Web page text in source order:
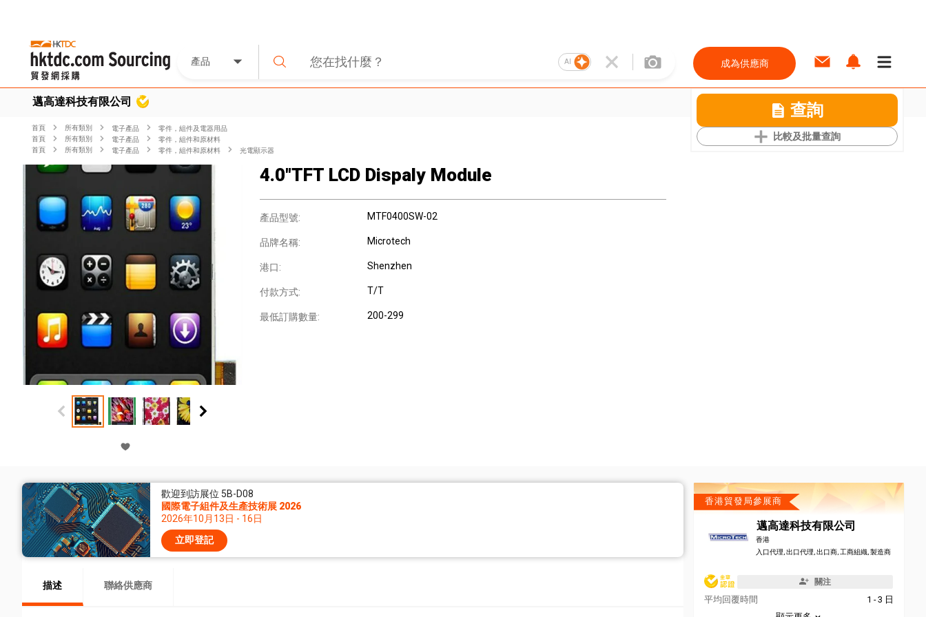
產品 AI 成為供應商
邁高達科技有限公司 查詢
比較及批量查詢
首頁 所有類別 電子產品
零件，組件及電器用品
首頁
所有類別 電子產品
零件，組件和原材料
首頁
所有類別 電子產品 零件，組件和原材料 光電顯示器
4.0"TFT LCD Dispaly Module
產品型號: MTF0400SW-02
品牌名稱: Microtech
港口: Shenzhen
付款方式: T/T
最低訂購數量: 200-299
歡迎到訪展位 5B-D08
國際電子組件及生產技術展 2026
2026年10月13日 - 16日
立即登記
描述 聯絡供應商
香港貿發局參展商
邁高達科技有限公司
香港
入口代理, 出口代理, 出口商, 工商組織, 製造商
關注
平均回覆時間
1 - 3 日